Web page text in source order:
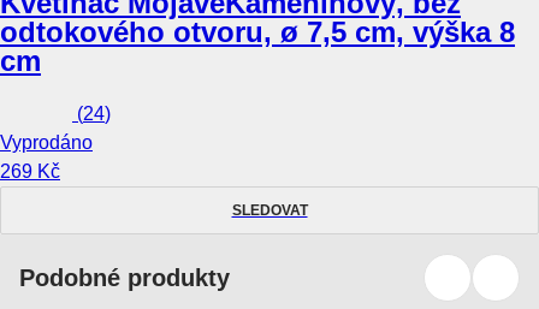
odtokového otvoru, ø 7,5 cm, výška 8
cm
(24)
Vyprodáno
269 Kč
SLEDOVAT
Podobné produkty